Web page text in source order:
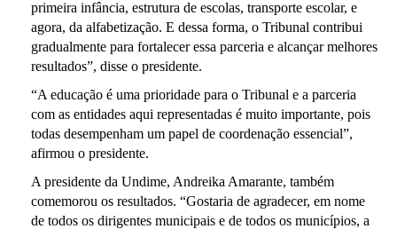
primeira infância, estrutura de escolas, transporte escolar, e
agora, da alfabetização. E dessa forma, o Tribunal contribui
gradualmente para fortalecer essa parceria e alcançar melhores
resultados”, disse o presidente.
“A educação é uma prioridade para o Tribunal e a parceria
com as entidades aqui representadas é muito importante, pois
todas desempenham um papel de coordenação essencial”,
afirmou o presidente.
A presidente da Undime, Andreika Amarante, também
comemorou os resultados. “Gostaria de agradecer, em nome
de todos os dirigentes municipais e de todos os municípios, a